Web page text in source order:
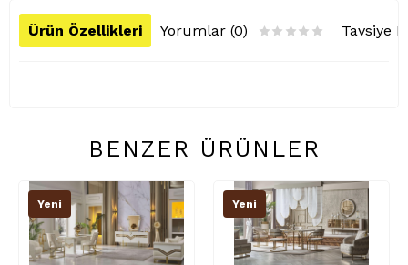
Ürün Özellikleri Yorumlar (0) Tavsiye
BENZER ÜRÜNLER
Yeni Yeni